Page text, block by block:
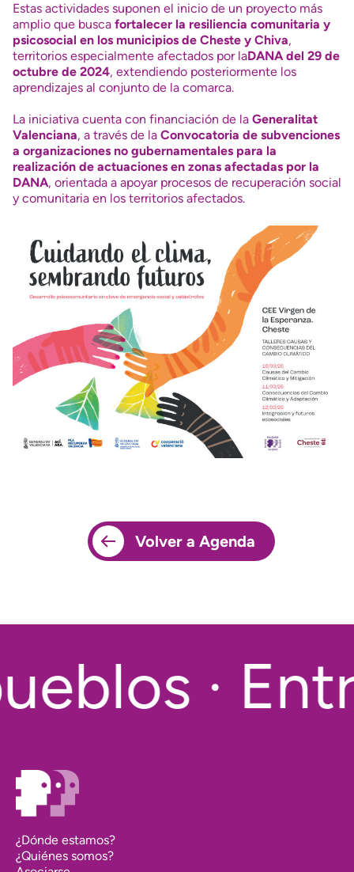
Estas actividades suponen el inicio de un proyecto más
amplio que busca fortalecer la resiliencia comunitaria y
psicosocial en los municipios de Cheste y Chiva,
territorios especialmente afectados por laDANA del 29 de
octubre de 2024, extendiendo posteriormente los
aprendizajes al conjunto de la comarca.
La iniciativa cuenta con financiación de la Generalitat
Valenciana, a través de la Convocatoria de subvenciones
a organizaciones no gubernamentales para la
realización de actuaciones en zonas afectadas por la
DANA, orientada a apoyar procesos de recuperación social
y comunitaria en los territorios afectados.
Volver a Agenda
·
¿Dónde estamos?
¿Quiénes somos?